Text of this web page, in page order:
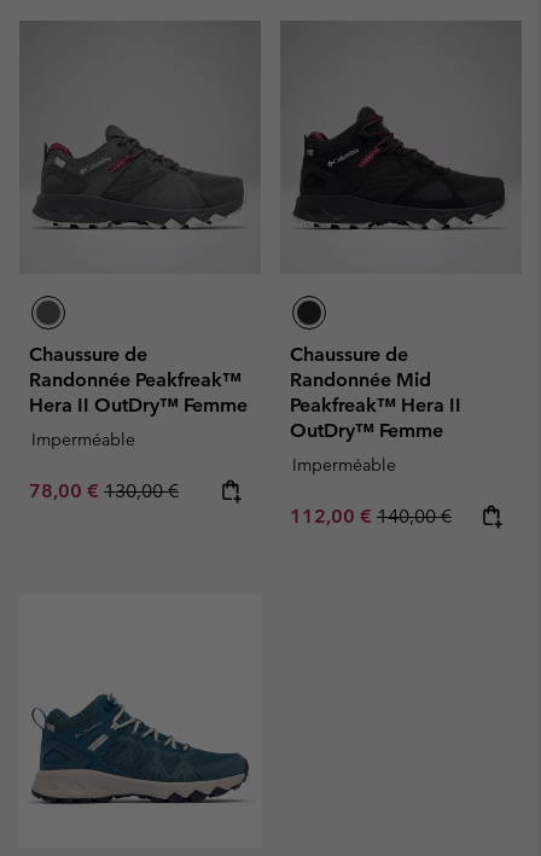
Chaussure de
Randonnée Peakfreak™
Hera II OutDry™ Femme
Imperméable
Sale price:
78,00 € Regular price:
130,00 €
Chaussure de
Randonnée Mid
Peakfreak™ Hera II
OutDry™ Femme
Imperméable
Sale price:
112,00 € Regular price:
140,00 €